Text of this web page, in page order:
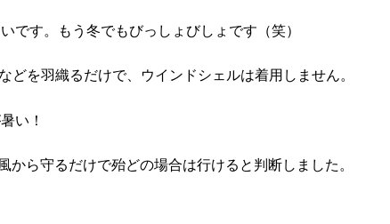
です。もう冬でもびっしょびしょです（笑）
どを羽織るだけで、ウインドシェルは着用しません。
い！
から守るだけで殆どの場合は行けると判断しました。